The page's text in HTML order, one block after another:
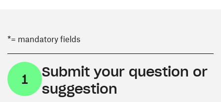
*= mandatory fields
1
Submit your question or
suggestion